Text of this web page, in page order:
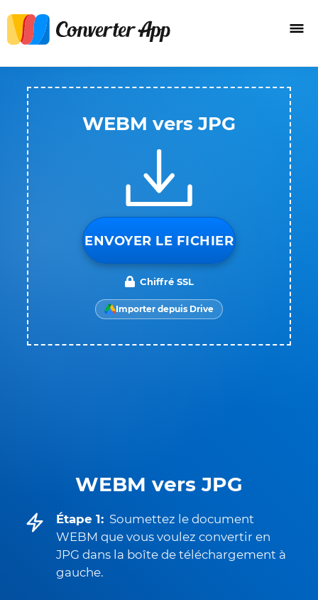
WEBM vers JPG
Étape 1: Soumettez le document
WEBM que vous voulez convertir en
JPG dans la boîte de téléchargement à
gauche.
WEBM vers JPG
ENVOYER LE FICHIER
Chiffré SSL
Importer depuis Drive